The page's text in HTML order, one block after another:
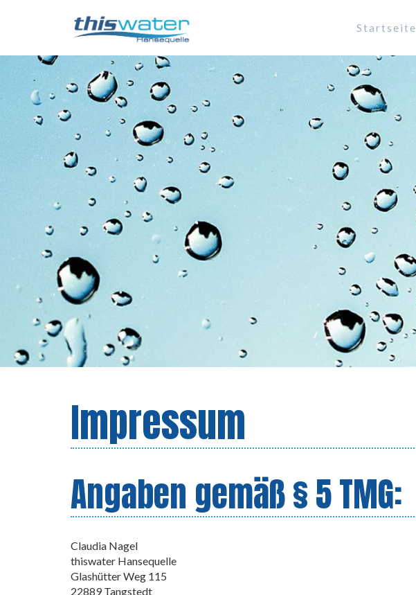
Startseite
Impressum
Angaben gemäß § 5 TMG:
Claudia Nagel
thiswater Hansequelle
Glashütter Weg 115
22889 Tangstedt